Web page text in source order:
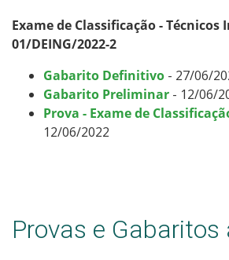
Exame de Classificação - Técnicos
01/DEING/2022-2
Gabarito Definitivo - 27/06/
Gabarito Preliminar - 12/06/
Prova - Exame de
12/06/2022
Provas e Gabaritos